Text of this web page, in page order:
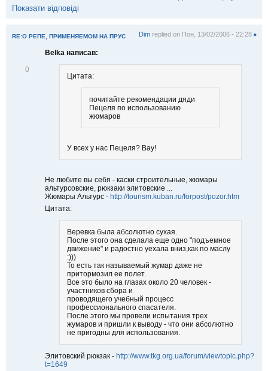
Показати відповіді
RE:О РЕПЕ, ПРИМЕНЯЕМОМ НА ПРУС Dim replied on Пон, 13/02/2006 - 22:28 #
0
Belka написав:
Цитата:
почитайте рекомендации дяди
Пецеля по использованию
жюмаров
У всех у нас Пецеля? Вау!
Не любите вы себя - каски строительные, жюмары
альтурсовские, рюкзаки элитовские ...
Жюмары Альтурс - http://tourism.kuban.ru/forpost/pozor.htm
Цитата:
Веревка была абсолютно сухая.
После этого она сделала еще одно "подъемное
движение" и радостно уехала вниз,как по маслу
:)))
То есть так называемый жумар даже не
притормозил ее полет.
Все это было на глазах около 20 человек -
участников сбора и
проводящего учебный процесс
профессионального спасателя.
После этого мы провели испытания трех
жумаров и пришли к выводу - что они абсолютно
не пригодны для использования.
Элитовский рюкзак - http://www.tkg.org.ua/forum/viewtopic.php?
t=1649